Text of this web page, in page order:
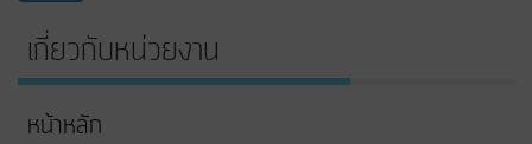
เกี่ยวกับหน่วยงาน
หน้าหลัก